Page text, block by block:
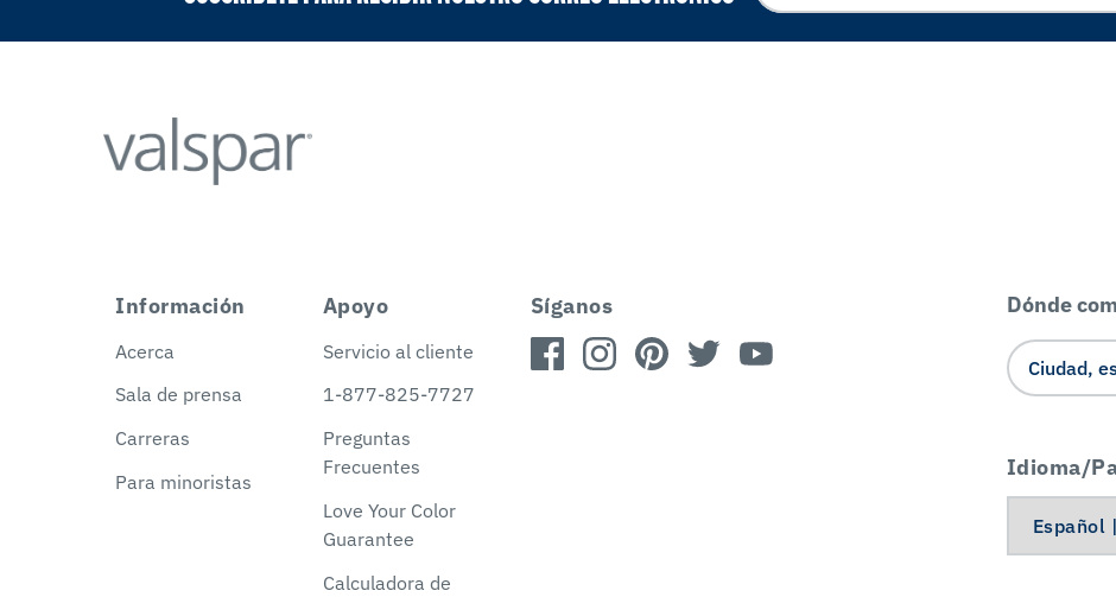
Información
Acerca
Sala de prensa
Carreras
Para minoristas
Apoyo
Servicio al cliente
1-877-825-7727
Preguntas
Frecuentes
Love Your Color
Guarantee
Calculadora de
Síganos Dónde
Idioma/